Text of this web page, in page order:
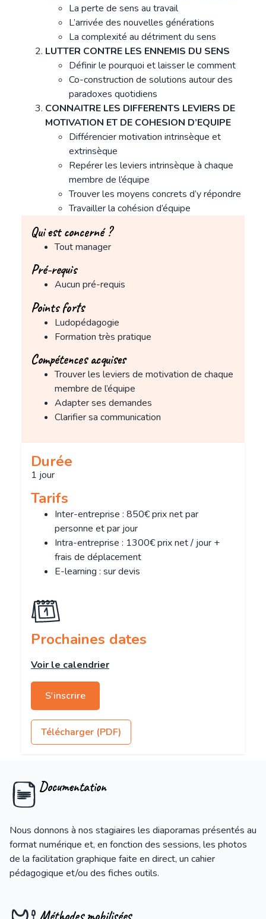
La perte de sens au travail
L’arrivée des nouvelles générations
La complexité au détriment du sens
LUTTER CONTRE LES ENNEMIS DU SENS
Définir le pourquoi et laisser le comment
Co-construction de solutions autour des
paradoxes quotidiens
CONNAITRE LES DIFFERENTS LEVIERS DE
MOTIVATION ET DE COHESION D’EQUIPE
Différencier motivation intrinsèque et
extrinsèque
Repérer les leviers intrinsèque à chaque
membre de l’équipe
Trouver les moyens concrets d’y répondre
Travailler la cohésion d’équipe
Qui est concerné ?
Tout manager
Pré-requis
Aucun pré-requis
Points forts
Ludopédagogie
Formation très pratique
Compétences acquises
Trouver les leviers de motivation de chaque
membre de l’équipe
Adapter ses demandes
Clarifier sa communication
Durée
1 jour
Tarifs
Inter-entreprise : 850€ prix net par
personne et par jour
Intra-entreprise : 1300€ prix net / jour +
frais de déplacement
E-learning : sur devis
Prochaines dates
Voir le calendrier
S'inscrire
Télécharger (PDF)
Documentation
Nous donnons à nos stagiaires les diaporamas présentés au
format numérique et, en fonction des sessions, les photos
de la facilitation graphique faite en direct, un cahier
pédagogique et/ou des fiches outils.